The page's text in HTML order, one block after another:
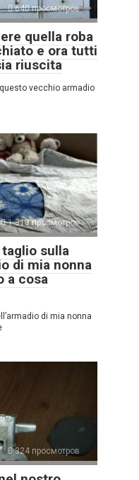
640 просмотров
quella roba
e ora tutti
riuscita
vecchio armadio
1.313 просмотров
sulla
di mia nonna
a cosa
di mia nonna
324 просмотров